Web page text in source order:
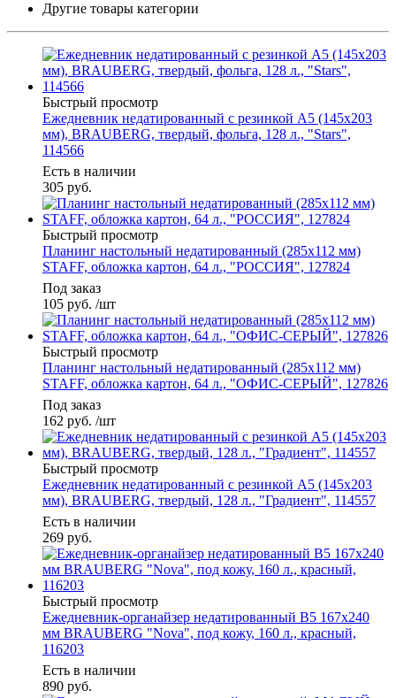
Другие товары категории
Быстрый просмотр
Ежедневник недатированный с резинкой А5 (145х203
мм), BRAUBERG, твердый, фольга, 128 л., "Stars",
114566
Есть в наличии
305 руб.
Быстрый просмотр
Планинг настольный недатированный (285х112 мм)
STAFF, обложка картон, 64 л., "РОССИЯ", 127824
Под заказ
105 руб. /шт
Быстрый просмотр
Планинг настольный недатированный (285х112 мм)
STAFF, обложка картон, 64 л., "ОФИС-СЕРЫЙ", 127826
Под заказ
162 руб. /шт
Быстрый просмотр
Ежедневник недатированный с резинкой А5 (145х203
мм), BRAUBERG, твердый, 128 л., "Градиент", 114557
Есть в наличии
269 руб.
Быстрый просмотр
Ежедневник-органайзер недатированный B5 167х240
мм BRAUBERG "Nova", под кожу, 160 л., красный,
116203
Есть в наличии
890 руб.